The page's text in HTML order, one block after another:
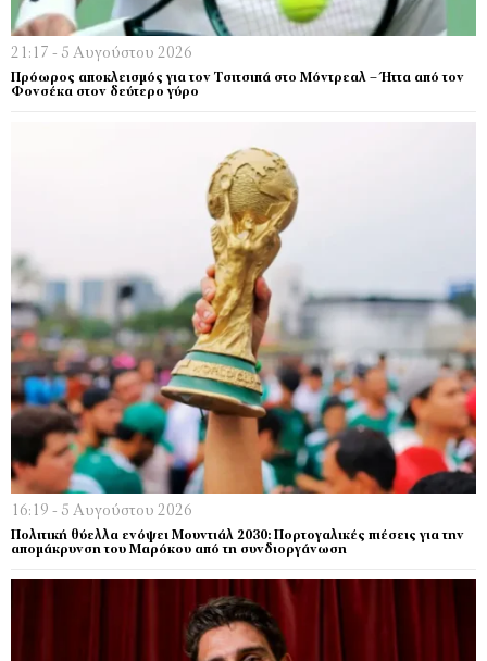
21:17 - 5 Αυγούστου 2026
Πρόωρος αποκλεισμός για τον Τσιτσιπά στο Μόντρεαλ – Ήττα από τον
Φονσέκα στον δεύτερο γύρο
16:19 - 5 Αυγούστου 2026
Πολιτική θύελλα ενόψει Μουντιάλ 2030: Πορτογαλικές πιέσεις για την
απομάκρυνση του Μαρόκου από τη συνδιοργάνωση